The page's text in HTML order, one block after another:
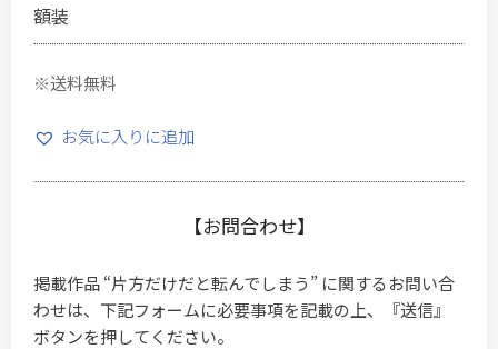
額装
※送料無料
お気に入りに追加
【お問合わせ】
掲載作品 “片方だけだと転んでしまう” に関するお問い合
わせは、下記フォームに必要事項を記載の上、『送信』
ボタンを押してください。